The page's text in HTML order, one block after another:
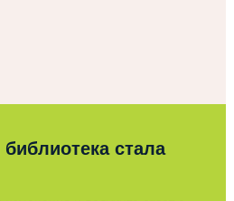
стала